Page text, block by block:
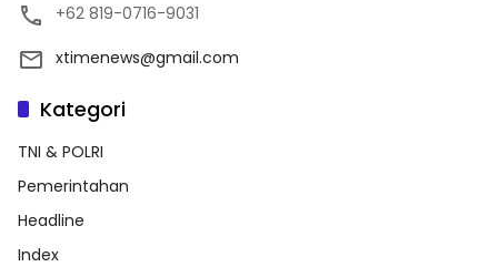
+62 819-0716-9031
xtimenews@gmail.com
Kategori
TNI & POLRI
Pemerintahan
Headline
Index